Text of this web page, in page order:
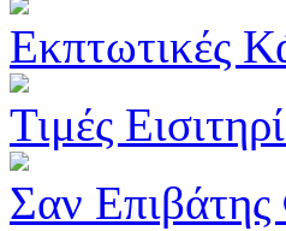
Εκπτωτικές
Τιμές
Σαν